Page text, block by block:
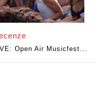
Open Air Musicfest...